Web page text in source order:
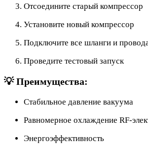
Отсоедините старый компрессор
Установите новый компрессор
Подключите все шланги и
Проведите тестовый запуск
💡 Преимущества:
Стабильное давление вакуума
Равномерное охлаждение RF-
Энергоэффективность